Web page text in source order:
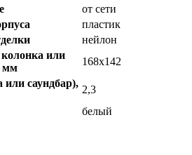
от сети
пластик
нейлон
или
мм
168x142
или саундбар),
2,3
белый